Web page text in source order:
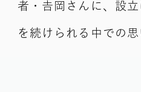
者・𠮷岡さんに、設
を続けられる中での思